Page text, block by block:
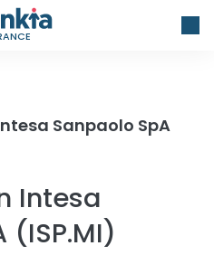
Sanpaolo SpA
Intesa
(ISP.MI)